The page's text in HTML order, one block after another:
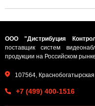
ООО "Дистрибуция
поставщик систем
продукции на Российском
107564,
+7 (499) 400-1516